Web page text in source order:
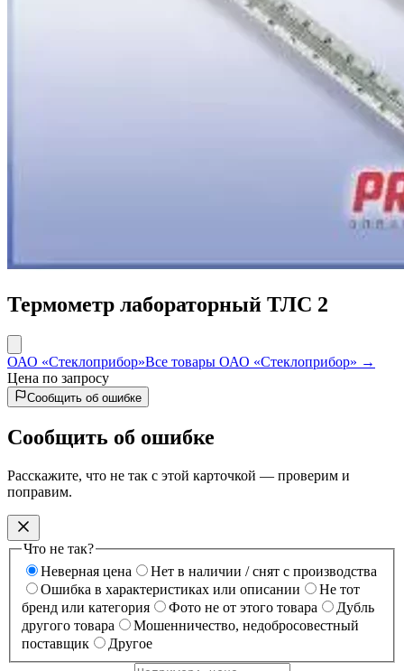
Термометр лабораторный ТЛС 2
ОАО «Стеклоприбор»Все товары ОАО «Стеклоприбор» →
Цена по запросу
Сообщить об ошибке
Сообщить об ошибке
Расскажите, что не так с этой карточкой — проверим и
поправим.
Что не так?
Неверная цена
Нет в наличии / снят с производства
Ошибка в характеристиках или описании
Не тот
бренд или категория
Фото не от этого товара
Дубль
другого товара
Мошенничество, недобросовестный
поставщик
Другое